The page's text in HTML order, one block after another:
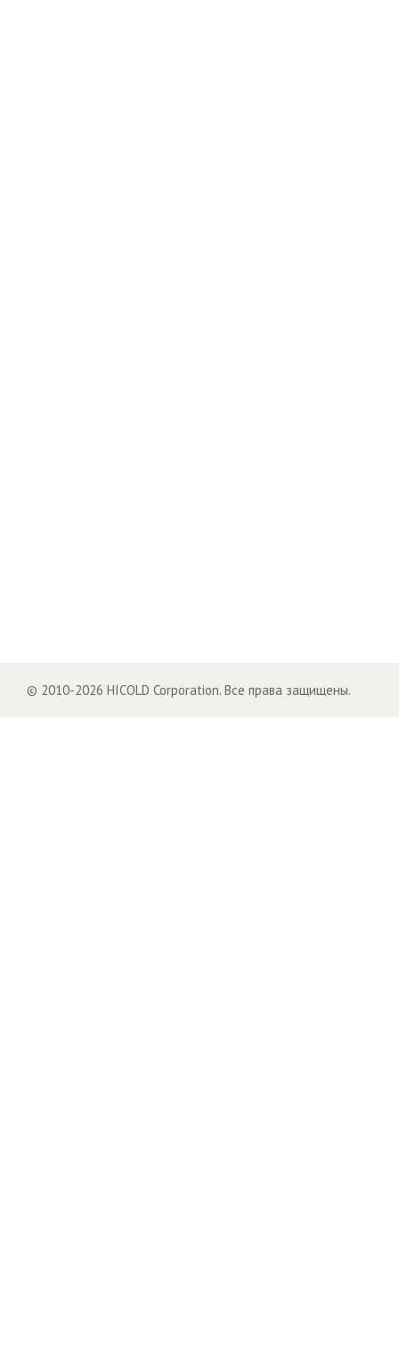
© 2010-2026 HICOLD Corporation. Все права защищены.